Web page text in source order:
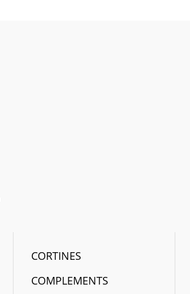
CORTINES
COMPLEMENTS